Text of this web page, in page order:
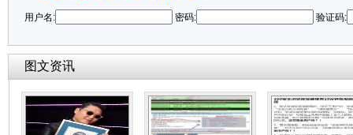
用户名: 密码: 验证码:
图文资讯